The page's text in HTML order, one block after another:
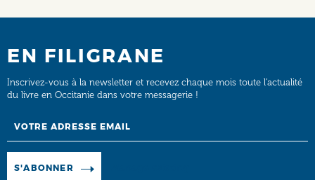
EN FILIGRANE
Inscrivez-vous à la newsletter et recevez chaque mois toute l’actualité
du livre en Occitanie dans votre messagerie !
S'ABONNER